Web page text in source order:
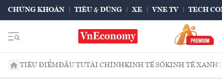
CHỨNG KHOÁN TIÊU & DÙNG XE VNE TV TECH
TIÊU ĐIỂMĐẦU TƯTÀI CHÍNHKINH TẾ SỐKINH TẾ XANH